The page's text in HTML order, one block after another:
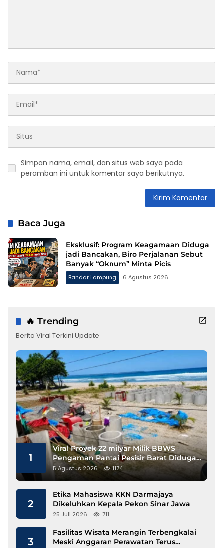
Simpan nama, email, dan situs web saya pada
peramban ini untuk komentar saya berikutnya.
Baca Juga
Eksklusif: Program Keagamaan Diduga
jadi Bancakan, Biro Perjalanan Sebut
Banyak “Oknum” Minta Picis
Bandar Lampung 6 Agustus 2026
🔥 Trending
Berita Viral Terkini Update
1
Viral Proyek 22 milyar Milik BBWS
Pengaman Pantai Pesisir Barat Diduga
Gunakan Besi Banci
5 Agustus 2026 1174
2
Etika Mahasiswa KKN Darmajaya
Dikeluhkan Kepala Pekon Sinar Jawa
25 Juli 2026 711
3
Fasilitas Wisata Merangin Terbengkalai
Meski Anggaran Perawatan Terus